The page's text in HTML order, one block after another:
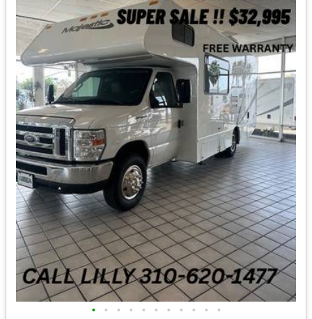
• • • • • • • • • • •